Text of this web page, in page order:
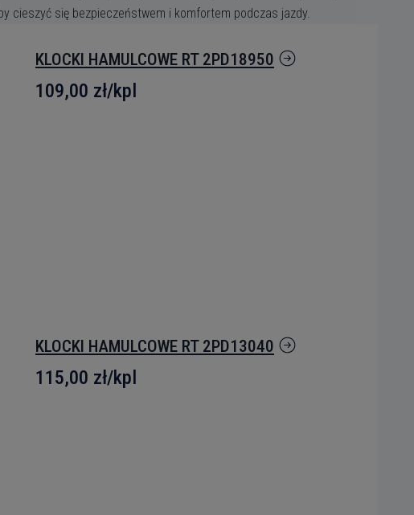
cieszyć się bezpieczeństwem i komfortem podczas jazdy.
KLOCKI HAMULCOWE RT 2PD18950
109,00 zł/kpl
KLOCKI HAMULCOWE RT 2PD13040
115,00 zł/kpl